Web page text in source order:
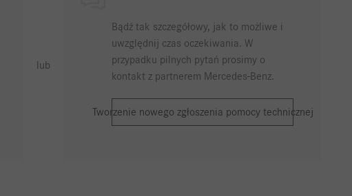
lub
Bądź tak szczegółowy, jak to możliwe i
uwzględnij czas oczekiwania. W
przypadku pilnych pytań prosimy o
kontakt z partnerem Mercedes-Benz.
Tworzenie nowego zgłoszenia pomocy technicznej